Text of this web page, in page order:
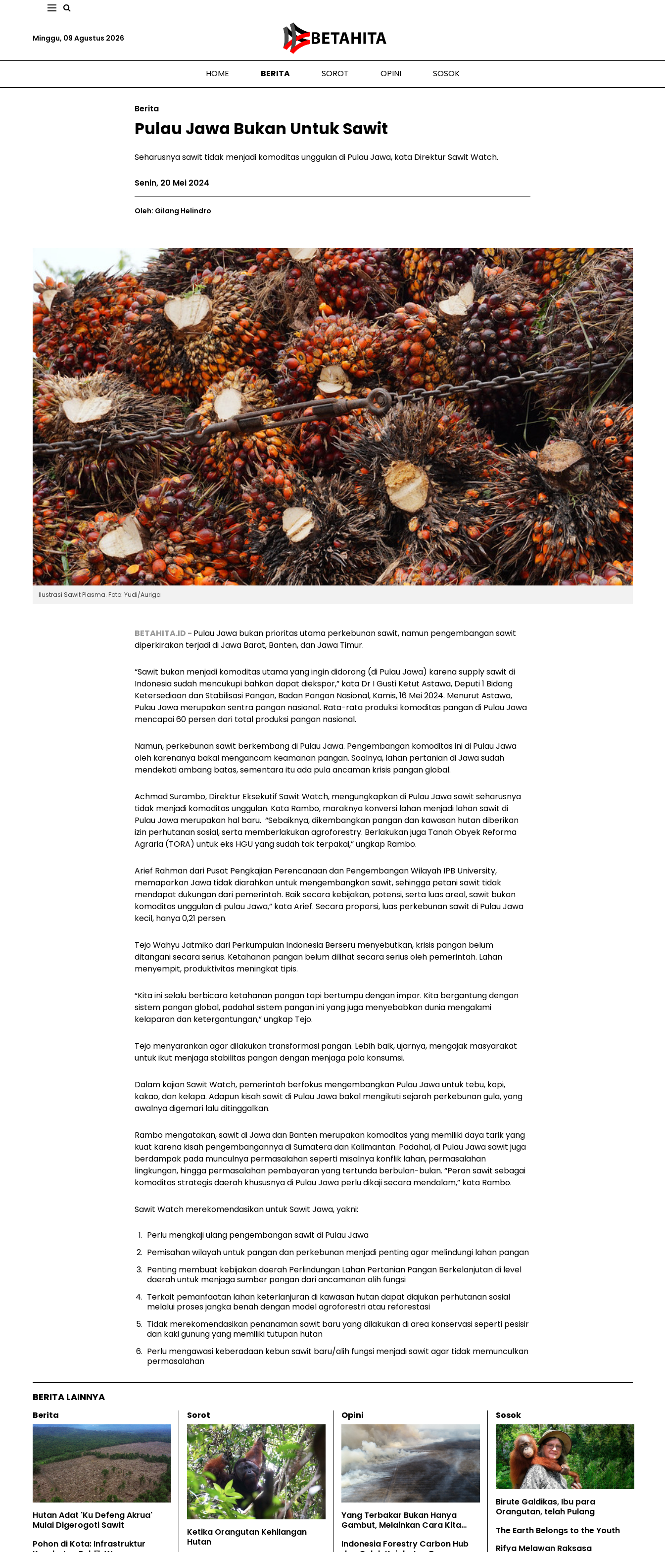
Minggu, 09 Agustus 2026
HOME BERITA SOROT OPINI SOSOK
Berita
Pulau Jawa Bukan Untuk Sawit
Seharusnya sawit tidak menjadi komoditas unggulan di Pulau Jawa, kata Direktur Sawit Watch.
Senin, 20 Mei 2024
Oleh: Gilang Helindro
Ilustrasi Sawit Plasma. Foto: Yudi/Auriga
BETAHITA.ID - Pulau Jawa bukan prioritas utama perkebunan sawit, namun pengembangan sawit
diperkirakan terjadi di Jawa Barat, Banten, dan Jawa Timur.
“Sawit bukan menjadi komoditas utama yang ingin didorong (di Pulau Jawa) karenasupplysawit di
Indonesia sudah mencukupi bahkan dapat diekspor,” kata Dr I Gusti Ketut Astawa, Deputi 1 Bidang
Ketersediaan dan Stabilisasi Pangan, Badan Pangan Nasional, Kamis, 16 Mei 2024. Menurut Astawa,
Pulau Jawa merupakan sentra pangan nasional. Rata-rata produksi komoditas pangan di Pulau Jawa
mencapai 60 persen dari total produksi pangan nasional.
Namun, perkebunan sawit berkembang di Pulau Jawa. Pengembangan komoditas ini di Pulau Jawa
oleh karenanya bakal mengancam keamanan pangan. Soalnya, lahan pertanian di Jawa sudah
mendekati ambang batas, sementara itu ada pula ancaman krisis pangan global.
Achmad Surambo, Direktur Eksekutif Sawit Watch, mengungkapkan di Pulau Jawa sawit seharusnya
tidak menjadi komoditas unggulan. Kata Rambo, maraknya konversi lahan menjadi lahan sawit di
Pulau Jawa merupakan hal baru. “Sebaiknya, dikembangkan pangan dan kawasan hutan diberikan
izin perhutanan sosial, serta memberlakukanagroforestry. Berlakukan juga Tanah Obyek Reforma
Agraria (TORA) untuk eks HGU yang sudah tak terpakai,” ungkap Rambo.
Arief Rahman dari Pusat Pengkajian Perencanaan dan Pengembangan Wilayah IPB University,
memaparkan Jawa tidak diarahkan untuk mengembangkan sawit, sehingga petani sawit tidak
mendapat dukungan dari pemerintah. Baik secara kebijakan, potensi, serta luas areal, sawit bukan
komoditas unggulan di pulau Jawa,” kata Arief. Secara proporsi, luas perkebunan sawit di Pulau Jawa
kecil, hanya 0,21 persen.
Tejo Wahyu Jatmiko dari Perkumpulan Indonesia Berseru menyebutkan, krisis pangan belum
ditangani secara serius. Ketahanan pangan belum dilihat secara serius oleh pemerintah. Lahan
menyempit, produktivitas meningkat tipis.
“Kita ini selalu berbicara ketahanan pangan tapi bertumpu dengan impor. Kita bergantung dengan
sistem pangan global, padahal sistem pangan ini yang juga menyebabkan dunia mengalami
kelaparan dan ketergantungan,” ungkap Tejo.
Tejo menyarankan agar dilakukan transformasi pangan. Lebih baik, ujarnya, mengajak masyarakat
untuk ikut menjaga stabilitas pangan dengan menjaga pola konsumsi.
Dalam kajian Sawit Watch, pemerintah berfokus mengembangkan Pulau Jawa untuk tebu, kopi,
kakao, dan kelapa. Adapun kisah sawit di Pulau Jawa bakal mengikuti sejarah perkebunan gula, yang
awalnya digemari lalu ditinggalkan.
Rambo mengatakan, sawit di Jawa dan Banten merupakan komoditas yang memiliki daya tarik yang
kuat karena kisah pengembangannya di Sumatera dan Kalimantan. Padahal, di Pulau Jawa sawit juga
berdampak pada munculnya permasalahan seperti misalnya konflik lahan, permasalahan
lingkungan, hingga permasalahan pembayaran yang tertunda berbulan-bulan. “Peran sawit sebagai
komoditas strategis daerah khususnya di Pulau Jawa perlu dikaji secara mendalam,” kata Rambo.
Sawit Watch merekomendasikan untuk Sawit Jawa, yakni:
Perlu mengkaji ulang pengembangan sawit di Pulau Jawa
Pemisahan wilayah untuk pangan dan perkebunan menjadi penting agar melindungi lahan pangan
Penting membuat kebijakan daerah Perlindungan Lahan Pertanian Pangan Berkelanjutan di level
daerah untuk menjaga sumber pangan dari ancamanan alih fungsi
Terkait pemanfaatan lahan keterlanjuran di kawasan hutan dapat diajukan perhutanan sosial
melalui proses jangka benah dengan model agroforestri atau reforestasi
Tidak merekomendasikan penanaman sawit baru yang dilakukan di area konservasi seperti pesisir
dan kaki gunung yang memiliki tutupan hutan
Perlu mengawasi keberadaan kebun sawit baru/alih fungsi menjadi sawit agar tidak memunculkan
permasalahan
BERITA LAINNYA
Berita
Hutan Adat 'Ku Defeng Akrua'
Mulai Digerogoti Sawit
Pohon di Kota: Infrastruktur
Sorot
Ketika Orangutan Kehilangan
Hutan
Opini
Yang Terbakar Bukan Hanya
Gambut, Melainkan Cara Kita
Indonesia Forestry Carbon Hub
Sosok
Birute Galdikas, Ibu para
Orangutan, telah Pulang
The Earth Belongs to the Youth
Rifya Melawan Raksasa